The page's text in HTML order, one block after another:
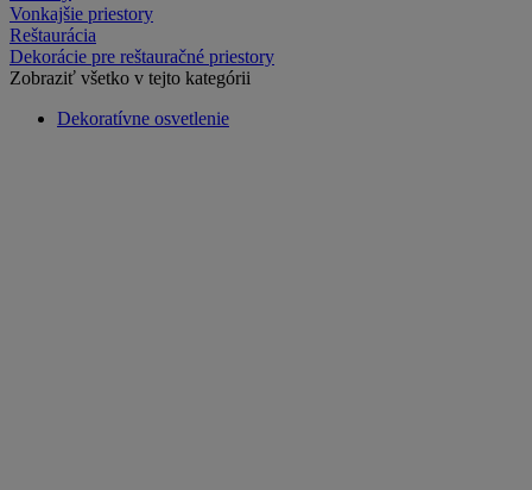
Vonkajšie priestory
Reštaurácia
Dekorácie pre reštauračné priestory
Zobraziť všetko v tejto kategórii
Dekoratívne osvetlenie